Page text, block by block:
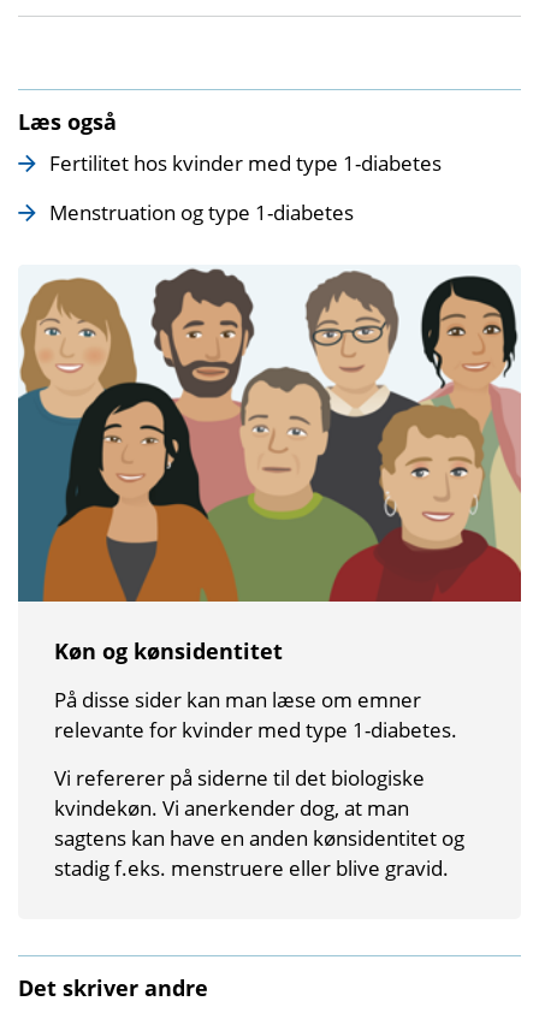
Læs også
Fertilitet hos kvinder med type 1-diabetes
Menstruation og type 1-diabetes
Køn og kønsidentitet
På disse sider kan man læse om emner
relevante for kvinder med type 1-diabetes.
Vi refererer på siderne til det biologiske
kvindekøn. Vi anerkender dog, at man
sagtens kan have en anden kønsidentitet og
stadig f.eks. menstruere eller blive gravid.
Det skriver andre